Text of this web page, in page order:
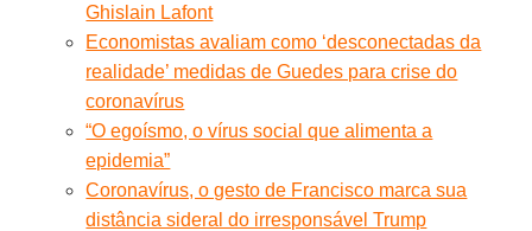
Ghislain Lafont
Economistas avaliam como ‘desconectadas da
realidade’ medidas de Guedes para crise do
coronavírus
“O egoísmo, o vírus social que alimenta a
epidemia”
Coronavírus, o gesto de Francisco marca sua
distância sideral do irresponsável Trump